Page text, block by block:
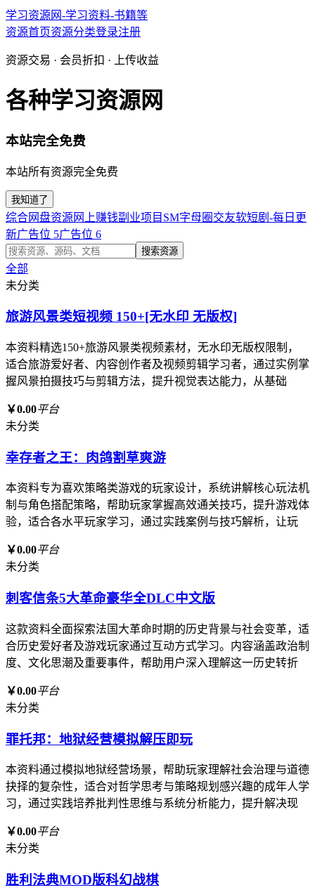
学习资源网-学习资料-书籍等
资源首页资源分类登录注册
资源交易 · 会员折扣 · 上传收益
各种学习资源网
本站完全免费
本站所有资源完全免费
我知道了
综合网盘资源 网上赚钱副业项目 SM字母圈交友软短剧-每日更
新广告位 5广告位 6
搜索资源
全部
未分类
旅游风景类短视频 150+[无水印 无版权]
本资料精选150+旅游风景类视频素材，无水印无版权限制，
适合旅游爱好者、内容创作者及视频剪辑学习者，通过实例掌
握风景拍摄技巧与剪辑方法，提升视觉表达能力，从基础
￥0.00平台
未分类
幸存者之王：肉鸽割草爽游
本资料专为喜欢策略类游戏的玩家设计，系统讲解核心玩法机
制与角色搭配策略，帮助玩家掌握高效通关技巧，提升游戏体
验，适合各水平玩家学习，通过实践案例与技巧解析，让玩
￥0.00平台
未分类
刺客信条5大革命豪华全DLC中文版
这款资料全面探索法国大革命时期的历史背景与社会变革，适
合历史爱好者及游戏玩家通过互动方式学习。内容涵盖政治制
度、文化思潮及重要事件，帮助用户深入理解这一历史转折
￥0.00平台
未分类
罪托邦：地狱经营模拟解压即玩
本资料通过模拟地狱经营场景，帮助玩家理解社会治理与道德
抉择的复杂性，适合对哲学思考与策略规划感兴趣的成年人学
习，通过实践培养批判性思维与系统分析能力，提升解决现
￥0.00平台
未分类
胜利法典MOD版科幻战棋